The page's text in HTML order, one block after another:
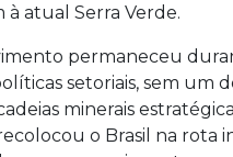
atual Serra Verde.
permaneceu
setoriais, sem um
minerais
o Brasil na rota